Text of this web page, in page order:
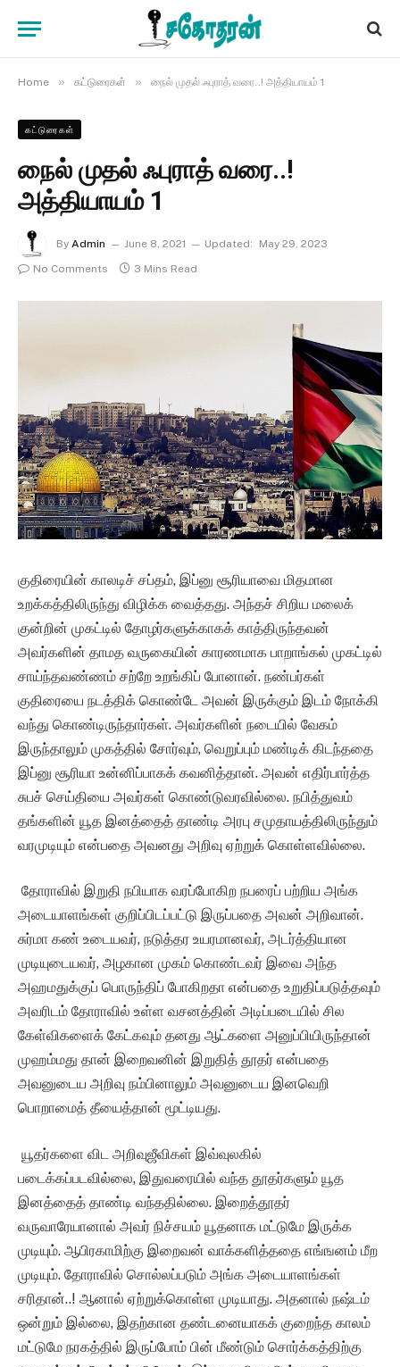
Home » கட்டுரைகள் » நைல் முதல் ஃபுராத் வரை..! அத்தியாயம் 1
கட்டுரைகள்
நைல் முதல் ஃபுராத் வரை..!
அத்தியாயம் 1
By Admin June 8, 2021 Updated:
May 29, 2023
No Comments
3 Mins Read
குதிரையின் காலடிச் சப்தம், இப்னு சூரியாவை மிதமான
உறக்கத்திலிருந்து விழிக்க வைத்தது. அந்தச் சிறிய மலைக்
குன்றின் முகட்டில் தோழர்களுக்காகக் காத்திருந்தவன்
அவர்களின் தாமத வருகையின் காரணமாக பாறாங்கல் முகட்டில்
சாய்ந்தவண்ணம் சற்றே உறங்கிப் போனான். நண்பர்கள்
குதிரையை நடத்திக் கொண்டே அவன் இருக்கும் இடம் நோக்கி
வந்து கொண்டிருந்தார்கள். அவர்களின் நடையில் வேகம்
இருந்தாலும் முகத்தில் சோர்வும், வெறுப்பும் மண்டிக் கிடந்ததை
இப்னு சூரியா உன்னிப்பாகக் கவனித்தான். அவன் எதிர்பார்த்த
சுபச் செய்தியை அவர்கள் கொண்டுவரவில்லை. நபித்துவம்
தங்களின் யூத இனத்தைத் தாண்டி அரபு சமுதாயத்திலிருந்தும்
வரமுடியும் என்பதை அவனது அறிவு ஏற்றுக் கொள்ளவில்லை.
தோராவில் இறுதி நபியாக வரப்போகிற நபரைப் பற்றிய அங்க
அடையாளங்கள் குறிப்பிடப்பட்டு இருப்பதை அவன் அறிவான்.
சுர்மா கண் உடையவர், நடுத்தர உயரமானவர், அடர்த்தியான
முடியுடையவர், அழகான முகம் கொண்டவர் இவை அந்த
அஹமதுக்குப் பொருந்திப் போகிறதா என்பதை உறுதிப்படுத்தவும்
அவரிடம் தோராவில் உள்ள வசனத்தின் அடிப்படையில் சில
கேள்விகளைக் கேட்கவும் தனது ஆட்களை அனுப்பியிருந்தான்
முஹம்மது தான் இறைவனின் இறுதித் தூதர் என்பதை
அவனுடைய அறிவு நம்பினாலும் அவனுடைய இனவெறி
பொறாமைத் தீயைத்தான் மூட்டியது.
யூதர்களை விட அறிவுஜீவிகள் இவ்வுலகில்
படைக்கப்படவில்லை, இதுவரையில் வந்த தூதர்களும் யூத
இனத்தைத் தாண்டி வந்ததில்லை. இறைத்தூதர்
வருவாரேயானால் அவர் நிச்சயம் யூதனாக மட்டுமே இருக்க
முடியும். ஆபிரகாமிற்கு இறைவன் வாக்களித்ததை எங்ஙனம் மீற
முடியும். தோராவில் சொல்லப்படும் அங்க அடையாளங்கள்
சரிதான்..! ஆனால் ஏற்றுக்கொள்ள முடியாது. அதனால் நஷ்டம்
ஒன்றும் இல்லை, இதற்கான தண்டனையாகக் குறைந்த காலம்
மட்டுமே நரகத்தில் இருப்போம் பின் மீண்டும் சொர்க்கத்திற்கு